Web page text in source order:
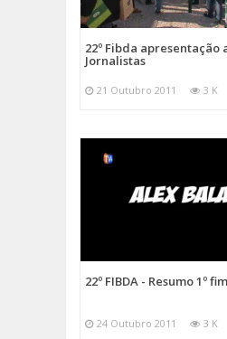
22º Fibda apresentação
Jornalistas
21 Outubro 2011 3 K
22º FIBDA - Resumo 1º
24 Outubro 2011 3 K